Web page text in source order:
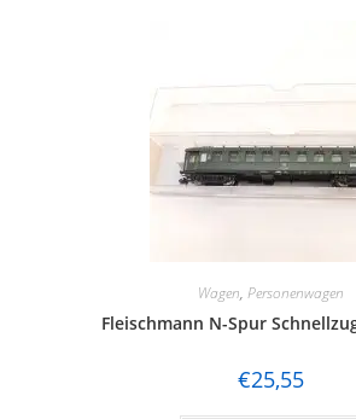
Wagen, Personenwagen
Fleischmann N-Spur
€25,55